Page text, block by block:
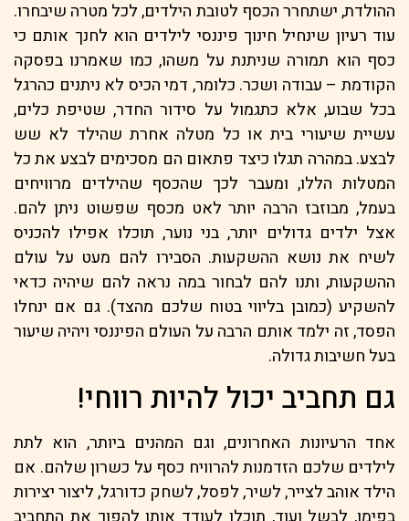
ההולדת, ישתחרר הכסף לטובת הילדים, לכל מטרה שיבחרו.
עוד רעיון שינחיל חינוך פיננסי לילדים הוא לחנך אותם כי
כסף הוא תמורה שניתנת על משהו, כמו שאמרנו בפסקה
הקודמת – עבודה ושכר. כלומר, דמי הכיס לא ניתנים כהרגל
בכל שבוע, אלא כתגמול על סידור החדר, שטיפת כלים,
עשיית שיעורי בית או כל מטלה אחרת שהילד לא שש
לבצע. במהרה תגלו כיצד פתאום הם מסכימים לבצע את כל
המטלות הללו, ומעבר לכך שהכסף שהילדים מרוויחים
בעמל, מבוזבז הרבה יותר לאט מכסף שפשוט ניתן להם.
אצל ילדים גדולים יותר, בני נוער, תוכלו אפילו להכניס
לשיח את נושא ההשקעות. הסבירו להם מעט על עולם
ההשקעות, ותנו להם לבחור במה נראה להם שיהיה כדאי
להשקיע (כמובן בליווי בטוח שלכם מהצד). גם אם ינחלו
הפסד, זה ילמד אותם הרבה על העולם הפיננסי ויהיה שיעור
בעל חשיבות גדולה.
גם תחביב יכול להיות רווחי!
אחד הרעיונות האחרונים, וגם המהנים ביותר, הוא לתת
לילדים שלכם הזדמנות להרוויח כסף על כשרון שלהם. אם
הילד אוהב לצייר, לשיר, לפסל, לשחק כדורגל, ליצור יצירות